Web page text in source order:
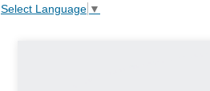
Select Language ▼